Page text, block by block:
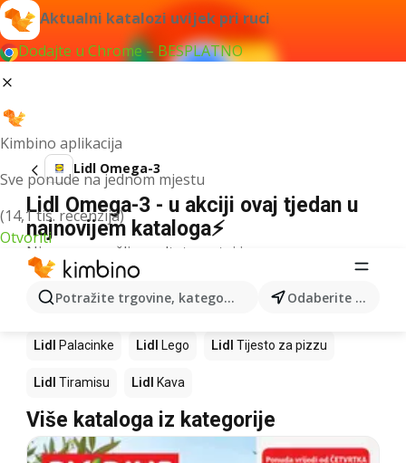
Aktualni katalozi uvijek pri ruci
Dodajte u Chrome – BESPLATNO
Kimbino aplikacija
Sve ponude na jednom mjestu
(14,1 tis. recenzija)
Otvoriti
Potražite trgovine, kategorije, proizvode... Odaberite grad
Lidl Omega-3
Lidl Omega-3 - u akciji ovaj tjedan u
najnovijem kataloga⚡
Nismo pronašli rezultate za taj izraz.
Slijedeći proizvodi u trgovinama Lidl
Lidl Lidl Pizza Lidl Cheesecake
Lidl Palacinke Lidl Lego Lidl Tijesto za pizzu
Lidl Tiramisu Lidl Kava
Više kataloga iz kategorije